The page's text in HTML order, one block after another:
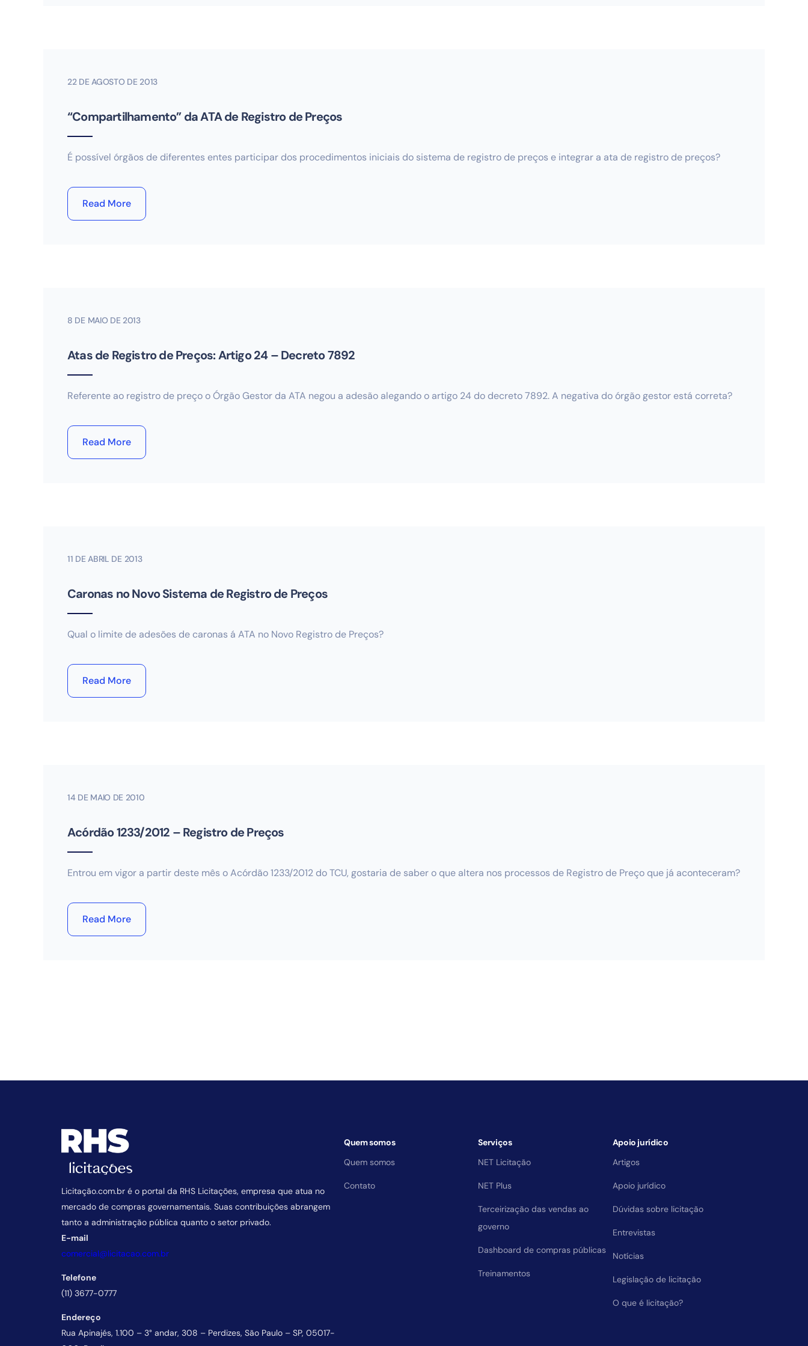
22 DE AGOSTO DE 2013
“Compartilhamento” da ATA de Registro de Preços
É possível órgãos de diferentes entes participar dos procedimentos iniciais do sistema de registro de preços e integrar a ata de registro de preços?
Read More
8 DE MAIO DE 2013
Atas de Registro de Preços: Artigo 24 – Decreto 7892
Referente ao registro de preço o Órgão Gestor da ATA negou a adesão alegando o artigo 24 do decreto 7892. A negativa do órgão gestor está correta?
Read More
11 DE ABRIL DE 2013
Caronas no Novo Sistema de Registro de Preços
Qual o limite de adesões de caronas á ATA no Novo Registro de Preços?
Read More
14 DE MAIO DE 2010
Acórdão 1233/2012 – Registro de Preços
Entrou em vigor a partir deste mês o Acórdão 1233/2012 do TCU, gostaria de saber o que altera nos processos de Registro de Preço que já aconteceram?
Read More
Licitação.com.br é o portal da RHS Licitações, empresa que atua no
mercado de compras governamentais. Suas contribuições abrangem
tanto a administração pública quanto o setor privado.
E-mail
comercial@licitacao.com.br
Telefone
(11) 3677-0777
Endereço
Rua Apinajés, 1.100 – 3° andar, 308 – Perdizes, São Paulo – SP, 05017-
Quem somos
Quem somos
Contato
Serviços
NET Licitação
NET Plus
Terceirização das vendas ao
governo
Dashboard de compras públicas
Treinamentos
Apoio jurídico
Artigos
Apoio jurídico
Dúvidas sobre licitação
Entrevistas
Notícias
Legislação de licitação
O que é licitação?